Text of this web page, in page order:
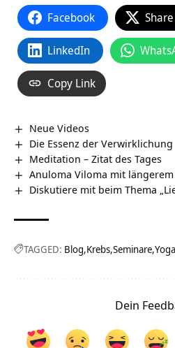
Facebook
LinkedIn
Copy Link
Neue Videos
Die Essenz der Verwirklichung
Meditation – Zitat des Tages
Anuloma Viloma mit
Diskutiere mit beim Thema
TAGGED: Blog Krebs Seminare Yoga
Dein